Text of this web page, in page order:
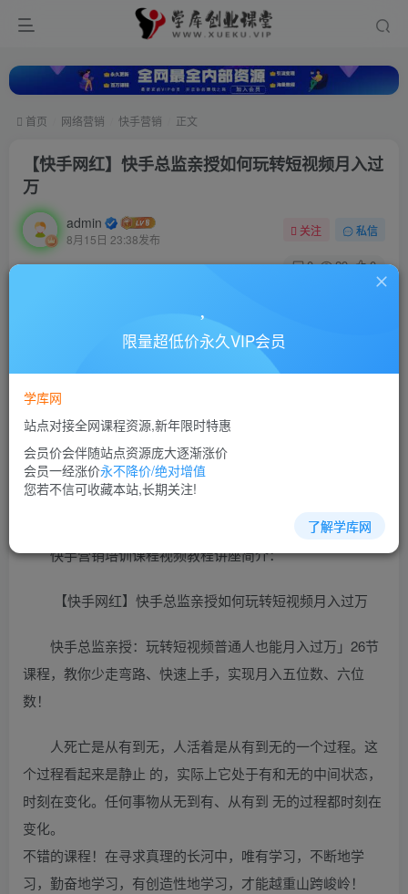
首页 网络营销 快手营销 正文
【快手网红】快手总监亲授如何玩转短视频月入过
万
admin
8月15日 23:38发布
关注 私信
0 29 0
【快手网红】快手总监亲授如何玩转短视频月入过万
此内容为付费资源，请付费后查看
10
立即购买
您当前未登录！建议登陆后购买，可保存购买订单
快手营销培训课程视频教程讲座简介：
【快手网红】快手总监亲授如何玩转短视频月入过万
快手总监亲授：玩转短视频普通人也能月入过万」26节
课程，教你少走弯路、快速上手，实现月入五位数、六位
数！
人死亡是从有到无，人活着是从有到无的一个过程。这
个过程看起来是静止 的，实际上它处于有和无的中间状态，
时刻在变化。任何事物从无到有、从有到 无的过程都时刻在
变化。
不错的课程！在寻求真理的长河中，唯有学习，不断地学
习，勤奋地学习，有创造性地学习，才能越重山跨峻岭！
限量超低价永久VIP会员
学库网
站点对接全网课程资源,新年限时特惠
会员价会伴随站点资源庞大逐渐涨价
会员一经涨价永不降价/绝对增值
您若不信可收藏本站,长期关注!
了解学库网